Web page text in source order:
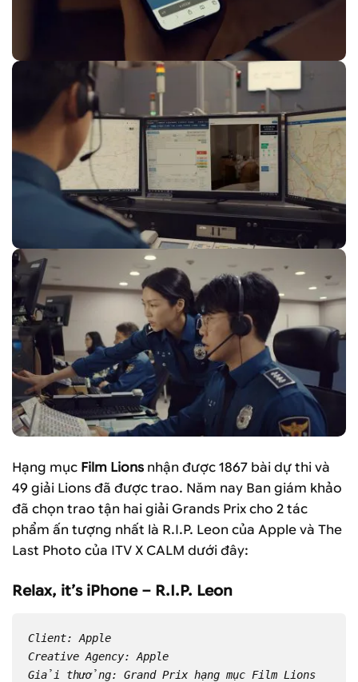
Hạng mục Film Lions nhận được 1867 bài dự thi và
49 giải Lions đã được trao. Năm nay Ban giám khảo
đã chọn trao tận hai giải Grands Prix cho 2 tác
phẩm ấn tượng nhất là R.I.P. Leon của Apple và The
Last Photo của ITV X CALM dưới đây:
Relax, it’s iPhone – R.I.P. Leon
Client: Apple
Creative Agency: Apple
Giải thưởng: Grand Prix hạng mục Film Lions